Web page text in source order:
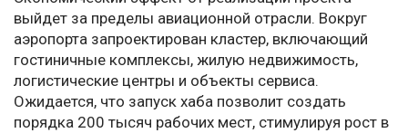
выйдет за пределы авиационной отрасли. Вокруг
аэропорта запроектирован кластер, включающий
гостиничные комплексы, жилую недвижимость,
логистические центры и объекты сервиса.
Ожидается, что запуск хаба позволит создать
порядка 200 тысяч рабочих мест, стимулируя рост в